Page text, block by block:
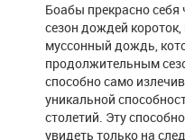
Боабы прекрасно себя
сезон дождей
муссонный дождь,
продолжительным
способно само
уникальной
столетий. Эту
увидеть только на